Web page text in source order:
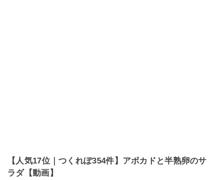
【人気17位｜つくれぽ354件】アボカドと半熟卵のサ
ラダ【動画】